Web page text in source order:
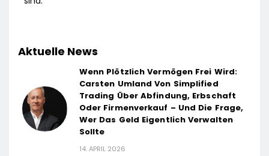
Aktuelle News
Wenn Plötzlich Vermögen Frei Wird:
Carsten Umland Von Simplified
Trading Über Abfindung, Erbschaft
Oder Firmenverkauf – Und Die Frage,
Wer Das Geld Eigentlich Verwalten
Sollte
14. APRIL 2026